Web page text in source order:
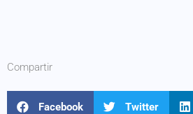
Compartir
Facebook Twitter